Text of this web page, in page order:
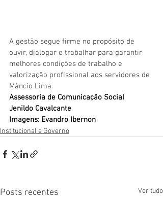
A gestão segue firme no propósito de
ouvir, dialogar e trabalhar para garantir
melhores condições de trabalho e
valorização profissional aos servidores de
Mâncio Lima.
Assessoria de Comunicação Social
Jenildo Cavalcante
Imagens: Evandro Ibernon
Institucional e Governo
Posts recentes Ver tudo